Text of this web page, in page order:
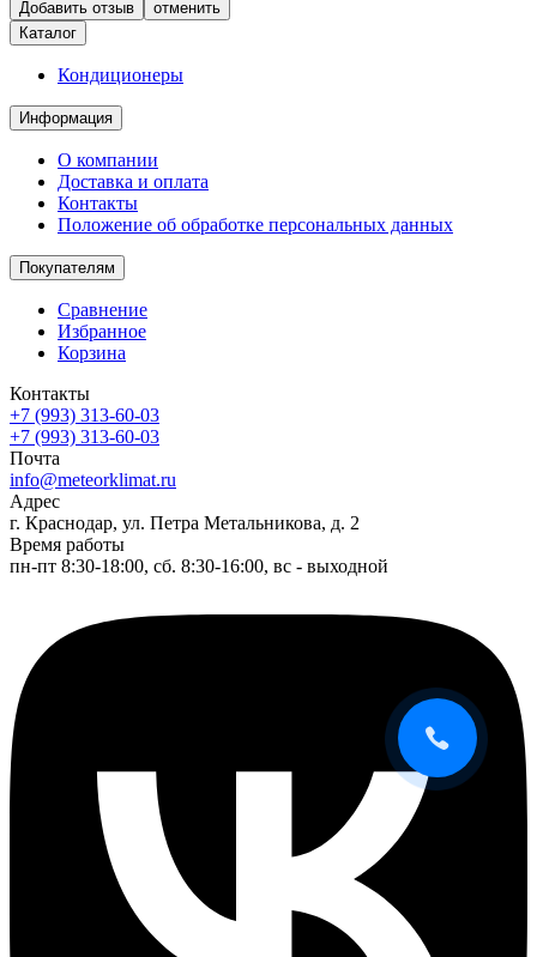
отменить
Каталог
Кондиционеры
Информация
О компании
Доставка и оплата
Контакты
Положение об обработке персональных данных
Покупателям
Сравнение
Избранное
Корзина
Контакты
+7 (993) 313-60-03
+7 (993) 313-60-03
Почта
info@meteorklimat.ru
Адрес
г. Краснодар, ул. Петра Метальникова, д. 2
Время работы
пн-пт 8:30-18:00, сб. 8:30-16:00, вс - выходной